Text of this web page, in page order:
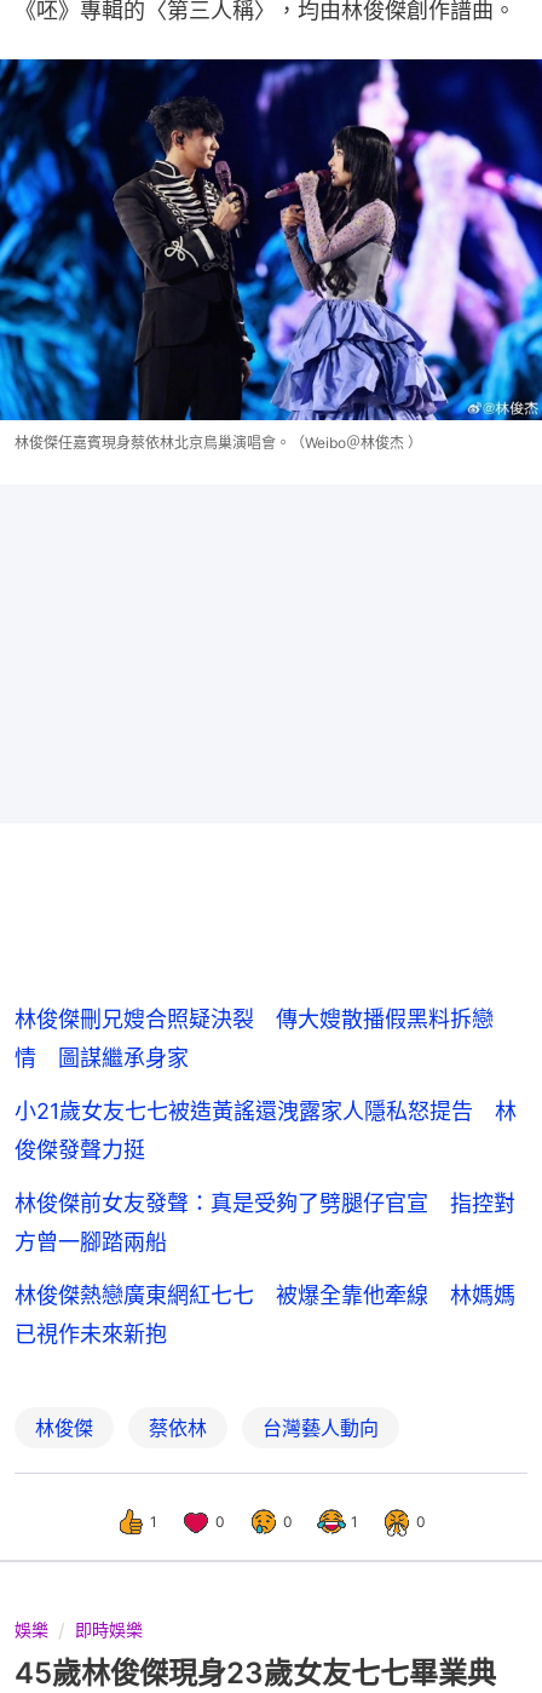
《呸》專輯的〈第三人稱〉，均由林俊傑創作譜曲。
林俊傑任嘉賓現身蔡依林北京鳥巢演唱會。（Weibo＠林俊杰 ）
林俊傑刪兄嫂合照疑決裂 傳大嫂散播假黑料拆戀
情 圖謀繼承身家
小21歲女友七七被造黃謠還洩露家人隱私怒提告 林
俊傑發聲力挺
林俊傑前女友發聲：真是受夠了劈腿仔官宣 指控對
方曾一腳踏兩船
林俊傑熱戀廣東網紅七七 被爆全靠他牽線 林媽媽
已視作未來新抱
林俊傑 蔡依林 台灣藝人動向
1 0 0 1 0
娛樂 即時娛樂
45歲林俊傑現身23歲女友七七畢業典